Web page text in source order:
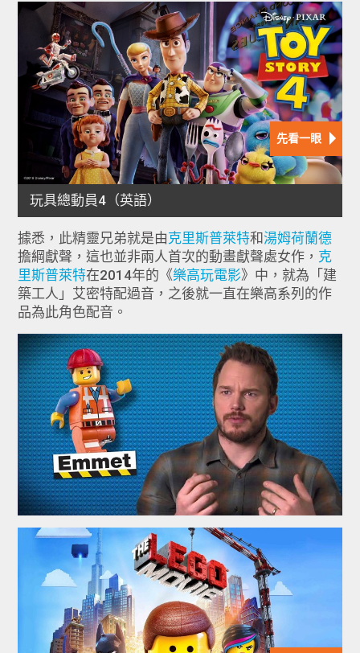
據悉，此精靈兄弟就是由克里斯普萊特和湯姆荷蘭德
擔綱獻聲，這也並非兩人首次的動畫獻聲處女作， 克
里斯普萊特在2014年的《樂高玩電影》中，就為「建
築工人」艾密特配過音，之後就一直在樂高系列的作
品為此角色配音。